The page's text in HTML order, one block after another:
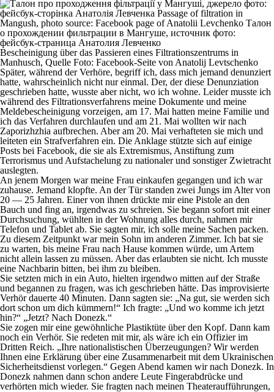
Bescheinigung über das Passieren eines Filtrationszentrums in
Manhusch, Quelle Foto: Facebook-Seite von Anatolij Levtschenko
Später, während der Verhöre, begriff ich, dass mich jemand denunziert
hatte, wahrscheinlich nicht nur einmal. Der, der diese Denunziation
geschrieben hatte, wusste aber nicht, wo ich wohne. Leider musste ich
während des Filtrationsverfahrens meine Dokumente und meine
Meldebescheinigung vorzeigen, am 17. Mai hatten meine Familie und
ich das Verfahren durchlaufen und am 21. Mai wollten wir nach
Zaporizhzhia aufbrechen. Aber am 20. Mai verhafteten sie mich und
leiteten ein Strafverfahren ein. Die Anklage stützte sich auf einige
Posts bei Facebook, die sie als Extremismus, Anstiftung zum
Terrorismus und Aufstachelung zu nationaler und sonstiger Zwietracht
auslegten.
An jenem Morgen war meine Frau einkaufen gegangen und ich war
zuhause. Jemand klopfte. An der Tür standen zwei Jungs im Alter von
20 — 25 Jahren. Einer von ihnen drückte mir eine Pistole an den
Bauch und fing an, irgendwas zu schreien. Sie begann sofort mit einer
Durchsuchung, wühlten in der Wohnung alles durch, nahmen mir
Telefon und Tablet ab. Sie sagten mir, ich solle meine Sachen packen.
Zu diesem Zeitpunkt war mein Sohn im anderen Zimmer. Ich bat sie
zu warten, bis meine Frau nach Hause kommen würde, um Artem
nicht allein lassen zu müssen. Aber das erlaubten sie nicht. Ich musste
eine Nachbarin bitten, bei ihm zu bleiben.
Sie setzten mich in ein Auto, hielten irgendwo mitten auf der Straße
und begannen zu fragen, was ich geschrieben hätte. Das improvisierte
Verhör dauerte 40 Minuten. Dann sagten sie: „Na gut, sie werden sich
dort schon um dich kümmern!“ Ich fragte: „Und wo komme ich jetzt
hin?“ „Jetzt? Nach Donezk.“
Sie zogen mir eine gewöhnliche Plastiktüte über den Kopf. Dann kam
noch ein Verhör. Sie redeten mit mir, als wäre ich ein Offizier im
Dritten Reich. „Ihre nationalistischen Überzeugungen? Wir werden
Ihnen eine Erklärung über eine Zusammenarbeit mit dem Ukrainischen
Sicherheitsdienst vorlegen.“ Gegen Abend kamen wir nach Donezk. In
Donezk nahmen dann schon andere Leute Fingerabdrücke und
verhörten mich wieder. Sie fragten nach meinen Theateraufführungen,